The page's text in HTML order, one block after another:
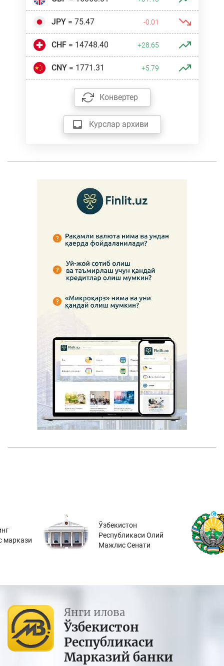
JPY= 75.47 -0.01
CHF= 14748.40 +28.65
CNY= 1771.31 +5.79
Конвертер
Курслар архиви
маркази
Ўзбекистон
Республикаси Олий
Мажлис Сенати
Янги илова
Ўзбекистон
Республикаси
Марказий банки